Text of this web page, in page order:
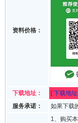
资料价格：
下载地址：
[下载地
服务承诺：
如果下载
1、购买